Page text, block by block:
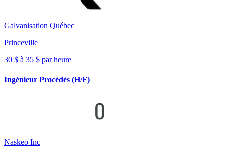
Galvanisation Québec
Princeville
30 $ à 35 $ par heure
Ingénieur Procédés (H/F)
Naskeo Inc